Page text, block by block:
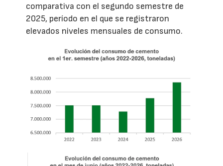
comparativa con el segundo semestre de
2025, período en el que se registraron
elevados niveles mensuales de consumo.